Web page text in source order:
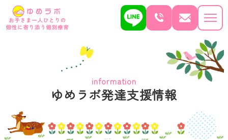
information
ゆめラボ発達支援情報